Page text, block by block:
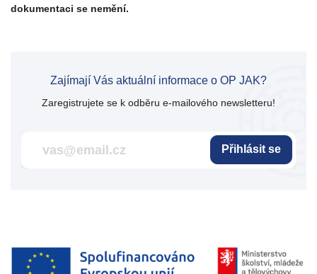
dokumentaci se nemění.
Zajímají Vás aktuální informace o OP JAK?
Zaregistrujete se k odběru e-mailového newsletteru!
Přihlásit se